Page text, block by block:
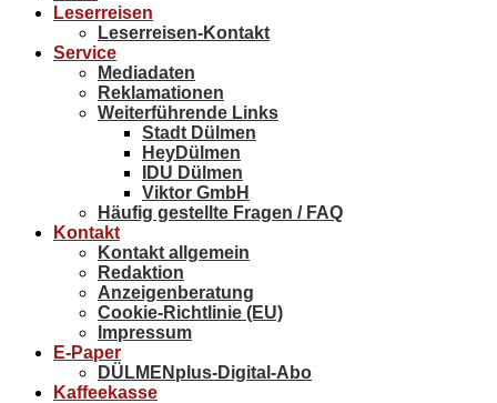
Leserreisen
Leserreisen-Kontakt
Service
Mediadaten
Reklamationen
Weiterführende Links
Stadt Dülmen
HeyDülmen
IDU Dülmen
Viktor GmbH
Häufig gestellte Fragen / FAQ
Kontakt
Kontakt allgemein
Redaktion
Anzeigenberatung
Cookie-Richtlinie (EU)
Impressum
E-Paper
DÜLMENplus-Digital-Abo
Kaffeekasse